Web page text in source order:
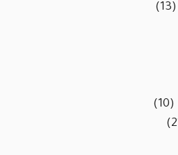
(13)
(10)